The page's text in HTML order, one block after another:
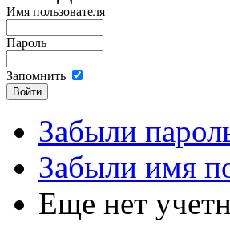
Имя пользователя
Пароль
Запомнить
Забыли
Забыли имя
Еще нет